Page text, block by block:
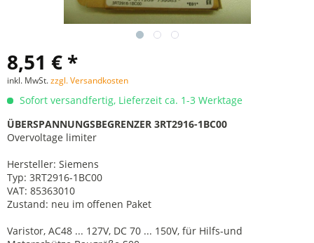
8,51 € *
inkl. MwSt.zzgl. Versandkosten
Sofort versandfertig, Lieferzeit ca. 1-3 Werktage
ÜBERSPANNUNGSBEGRENZER 3RT2916-1BC00
Overvoltage limiter
Hersteller: Siemens
Typ: 3RT2916-1BC00
VAT: 85363010
Zustand: neu im offenen Paket
Varistor, AC48 ... 127V, DC 70 ... 150V, für Hilfs-und